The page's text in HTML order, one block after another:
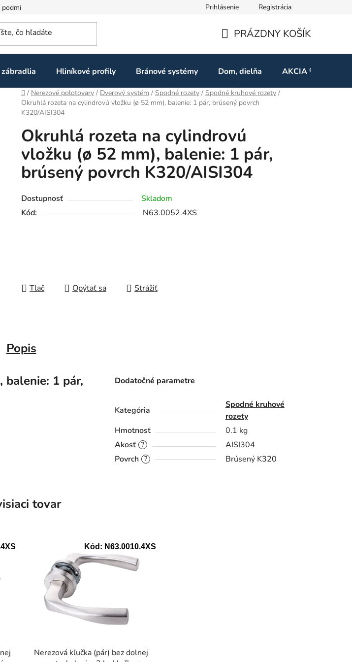
Odstúpenie od zmluvy
Prihlásenie Registrácia
KOŠÍK
PRÁZDNY KOŠÍK
zábradlia Hliníkové profily Bránové systémy Dom, dielňa AKCIA %
Domov
/ Nerezové polotovary / Dverový systém / Spodné rozety / Spodné kruhové rozety /
Okruhlá rozeta na cylindrovú vložku (ø 52 mm), balenie: 1 pár, brúsený povrch
K320/AISI304
Okruhlá rozeta na cylindrovú
vložku (ø 52 mm), balenie: 1 pár,
brúsený povrch K320/AISI304
Dostupnosť
Skladom
Kód:
N63.0052.4XS
Tlač Opýtať sa Strážiť
Popis
1 pár,
Dodatočné parametre
Kategória
Spodné kruhové
rozety
Hmotnosť
0.1 kg
?
Akosť AISI304
?
Povrch Brúsený K320
tovar
Nerezová kľučka (pár) bez dolnej
Kód: N63.0010.4XS